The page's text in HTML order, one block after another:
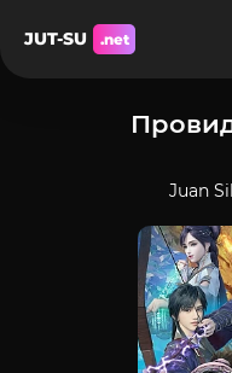
JUT-SU .net
Juan